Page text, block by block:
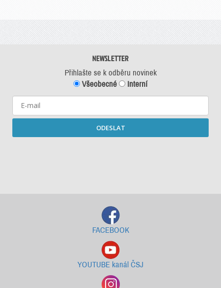
NEWSLETTER
Přihlašte se k odběru novinek
Všeobecné
Interní
ODESLAT
FACEBOOK
YOUTUBE kanál ČSJ